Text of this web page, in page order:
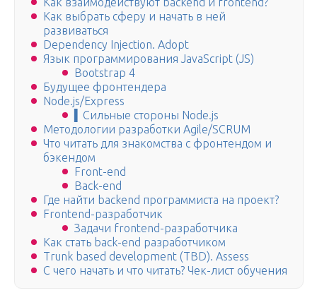
Как выбрать сферу и начать в ней
развиваться
Dependency Injection. Adopt
Язык программирования JavaScript (JS)
Bootstrap 4
Будущее фронтендера
Node.js/Express
▍Сильные стороны Node.js
Методологии разработки Agile/SCRUM
Что читать для знакомства с фронтендом и
бэкендом
Front-end
Back-end
Где найти backend программиста на проект?
Frontend-разработчик
Задачи frontend-разработчика
Как стать back-end разработчиком
Trunk based development (TBD). Assess
С чего начать и что читать? Чек-лист обучения